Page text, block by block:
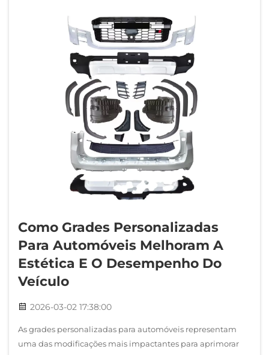
Como Grades Personalizadas
Para Automóveis Melhoram A
Estética E O Desempenho Do
Veículo
2026-03-02 17:38:00
As grades personalizadas para automóveis representam
uma das modificações mais impactantes para aprimorar